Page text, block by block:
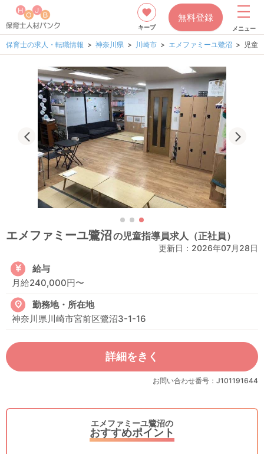
キープ
無料登録
メニュー
保育士の求人・転職情報 神奈川県 川崎市 エメファミーユ鷺沼 児童
エメファミーユ鷺沼の児童指導員求人（正社員）
更新日： 2026年07月28日
給与
月給240,000円〜
勤務地・所在地
神奈川県川崎市宮前区鷺沼3-1-16
詳細をきく
お問い合わせ番号：J101191644
エメファミーユ鷺沼の
おすすめポイント